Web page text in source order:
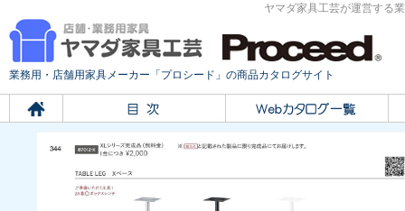
ヤマダ家具工芸が運営する
業務用・店舗用家具メーカー「プロシード」の商品カタログサイト